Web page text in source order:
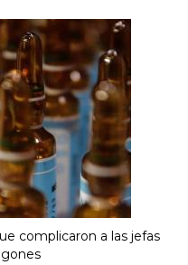
complicaron a las jefas